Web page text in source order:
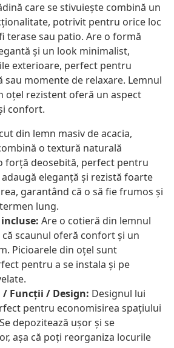
care se stivuiește combină un
potrivit pentru orice loc
terase sau patio. Are o formă
și un look minimalist,
exterioare, perfect pentru
momente de relaxare. Lemnul
oțel rezistent oferă un aspect
confort.
din lemn masiv de acacia,
o textură naturală
forță deosebită, perfect pentru
eleganță și rezistă foarte
garantând că o să fie frumos și
lung.
Are o cotieră din lemnul
că scaunul oferă confort și un
Picioarele din oțel sunt
pentru a se instala și pe
Funcții / Design: Designul lui
pentru economisirea spațiului
depozitează ușor și se
așa că poți reorganiza locurile